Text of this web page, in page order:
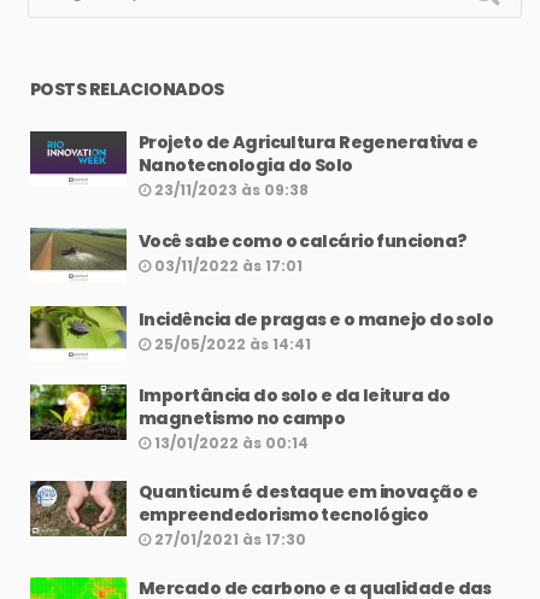
POSTS RELACIONADOS
Projeto de Agricultura Regenerativa e
Nanotecnologia do Solo
23/11/2023 às 09:38
Você sabe como o calcário funciona?
03/11/2022 às 17:01
Incidência de pragas e o manejo do solo
25/05/2022 às 14:41
Importância do solo e da leitura do
magnetismo no campo
13/01/2022 às 00:14
Quanticum é destaque em inovação e
empreendedorismo tecnológico
27/01/2021 às 17:30
Mercado de carbono e a qualidade das